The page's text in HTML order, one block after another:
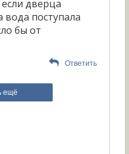
дверца
вода поступала
бы от
Ответить
ещё